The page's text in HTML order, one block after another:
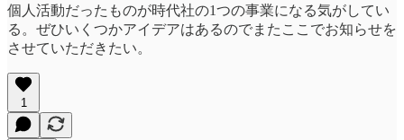
個人活動だったものが時代社の1つの事業になる気がしてい
る。ぜひいくつかアイデアはあるのでまたここでお知らせを
させていただきたい。
1